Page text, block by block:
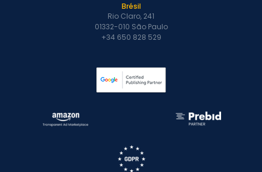
Brésil
Rio Claro, 241
01332-010 São Paulo
+34 650 828 529